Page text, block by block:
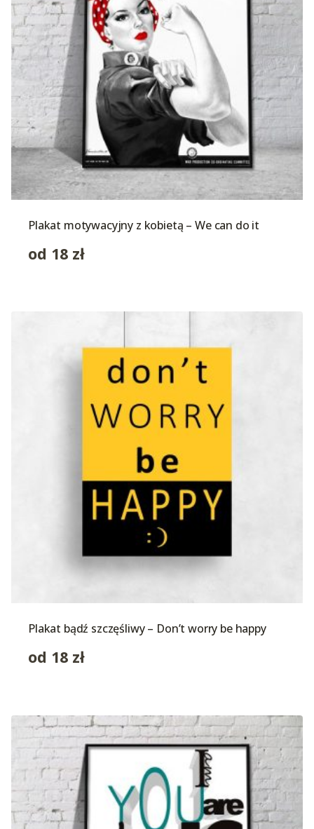
Plakat motywacyjny z kobietą – We can do it
od 18 zł
Plakat bądź szczęśliwy – Don’t worry be happy
od 18 zł